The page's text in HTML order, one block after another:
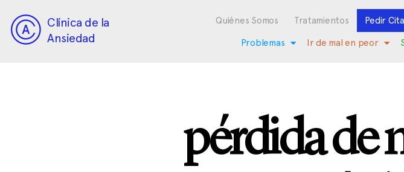
Clínica de la
Ansiedad
Quiénes Somos Tratamientos Pedir Cita
Problemas Ir de mal en peor
pérdida de